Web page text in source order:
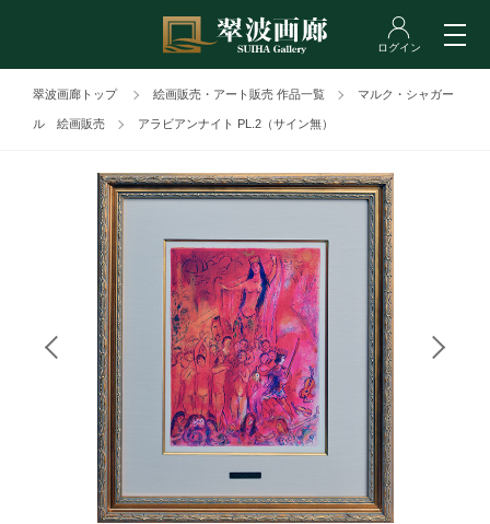
翠波画廊トップ 絵画販売・アート販売 作品一覧 マルク・シャガー
ル 絵画販売 アラビアンナイト PL.2（サイン無）